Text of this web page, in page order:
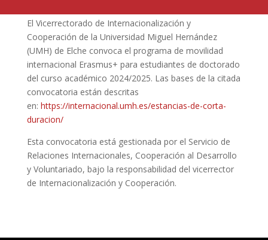
El Vicerrectorado de Internacionalización y
Cooperación de la Universidad Miguel Hernández
(UMH) de Elche convoca el programa de movilidad
internacional Erasmus+ para estudiantes de doctorado
del curso académico 2024/2025. Las bases de la citada
convocatoria están descritas
en: https://internacional.umh.es/estancias-de-corta-
duracion/
Esta convocatoria está gestionada por el Servicio de
Relaciones Internacionales, Cooperación al Desarrollo
y Voluntariado, bajo la responsabilidad del vicerrector
de Internacionalización y Cooperación.